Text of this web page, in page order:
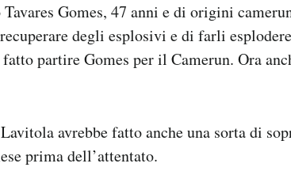
Gomes, 47 anni e di origini
degli esplosivi e di farli
partire Gomes per il Camerun. Ora
avrebbe fatto anche una sorta di
prima dell’attentato.